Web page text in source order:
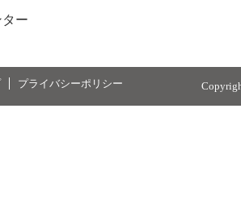
ー
プライバシーポリシー